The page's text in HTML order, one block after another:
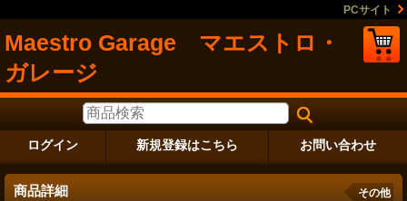
PCサイト
Maestro Garage マエストロ・
ガレージ
ログイン 新規登録はこちら お問い合わせ
商品詳細 その他